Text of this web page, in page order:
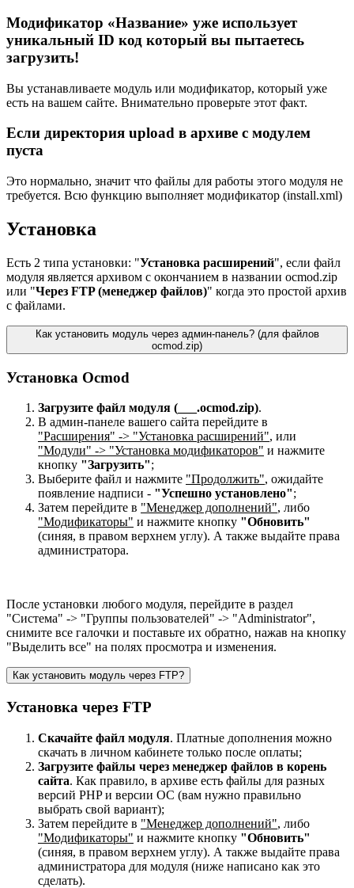
Модификатор «Название» уже использует
уникальный ID код который вы пытаетесь
загрузить!
Вы устанавливаете модуль или модификатор, который уже
есть на вашем сайте. Внимательно проверьте этот факт.
Если директория upload в архиве с модулем
пуста
Это нормально, значит что файлы для работы этого модуля не
требуется. Всю функцию выполняет модификатор (install.xml)
Установка
Есть 2 типа установки: "Установка расширений", если файл
модуля является архивом с окончанием в названии ocmod.zip
или "Через FTP (менеджер файлов)" когда это простой архив
с файлами.
Как установить модуль через админ-панель? (для файлов
ocmod.zip)
Установка Ocmod
Загрузите файл модуля (___.ocmod.zip).
В админ-панеле вашего сайта перейдите в
"Расширения" -> "Установка расширений", или
"Модули" -> "Установка модификаторов" и нажмите
кнопку "Загрузить";
Выберите файл и нажмите "Продолжить", ожидайте
появление надписи - "Успешно установлено";
Затем перейдите в "Менеджер дополнений", либо
"Модификаторы" и нажмите кнопку "Обновить"
(синяя, в правом верхнем углу). А также выдайте права
администратора.
После установки любого модуля, перейдите в раздел
"Система" -> "Группы пользователей" -> "Administrator",
снимите все галочки и поставьте их обратно, нажав на кнопку
"Выделить все" на полях просмотра и изменения.
Как установить модуль через FTP?
Установка через FTP
Скачайте файл модуля. Платные дополнения можно
скачать в личном кабинете только после оплаты;
Загрузите файлы через менеджер файлов в корень
сайта. Как правило, в архиве есть файлы для разных
версий PHP и версии OC (вам нужно правильно
выбрать свой вариант);
Затем перейдите в "Менеджер дополнений", либо
"Модификаторы" и нажмите кнопку "Обновить"
(синяя, в правом верхнем углу). А также выдайте права
администратора для модуля (ниже написано как это
сделать).